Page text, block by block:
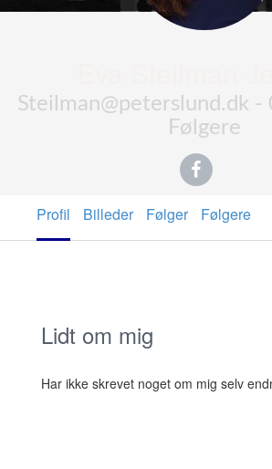
Steilman@peterslund.dk -
Følgere
Profil Billeder Følger Følgere
Lidt om mig
Har ikke skrevet noget om mig selv